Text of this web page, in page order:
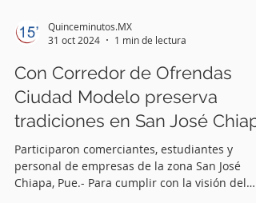
Quinceminutos.MX
31 oct 2024
1 min de lectura
Con Corredor de Ofrendas
Ciudad Modelo preserva